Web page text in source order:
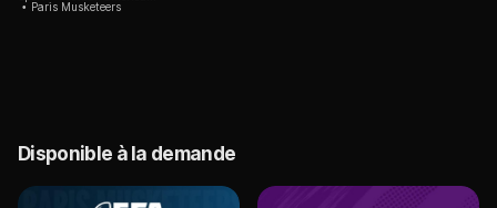
Paris Musketeers
Disponible à la demande